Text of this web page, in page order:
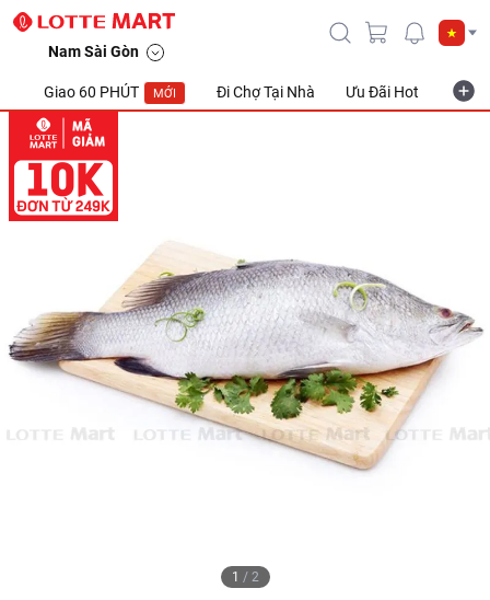
Nam Sài Gòn
Giao 60 PHÚT MỚI Đi Chợ Tại Nhà Ưu Đãi Hot
1 / 2